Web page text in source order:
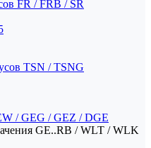
FR / FRB / SR
TSN / TSNG
/ GEG / GEZ / DGE
GE..RB / WLT / WLK